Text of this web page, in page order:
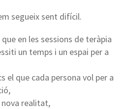
segueix sent difícil.
en les sessions de teràpia
un temps i un espai per a
el que cada persona vol per a
nova realitat,